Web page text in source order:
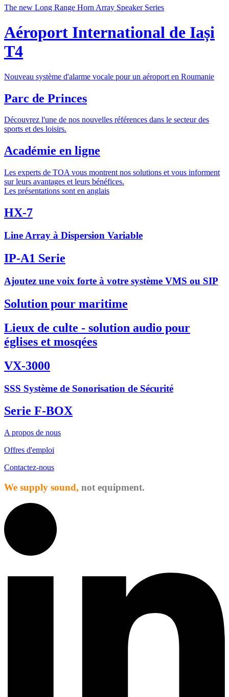
The new Long Range Horn Array Speaker Series
Aéroport International de Iași
T4
Nouveau système d'alarme vocale pour un aéroport en Roumanie
Parc de Princes
Découvrez l'une de nos nouvelles références dans le secteur des
sports et des loisirs.
Académie en ligne
Les experts de TOA vous montrent nos solutions et vous informent
sur leurs avantages et leurs bénéfices.
Les présentations sont en anglais
HX-7
Line Array à Dispersion Variable
IP-A1 Serie
Ajoutez une voix forte à votre système VMS ou SIP
Solution pour maritime
Lieux de culte - solution audio pour
églises et mosqées
VX-3000
SSS Système de Sonorisation de Sécurité
Serie F-BOX
A propos de nous
Offres d'emploi
Contactez-nous
We supply sound, not equipment.